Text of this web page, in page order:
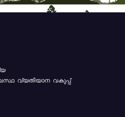
വ്യതിയാന വകുപ്പ്